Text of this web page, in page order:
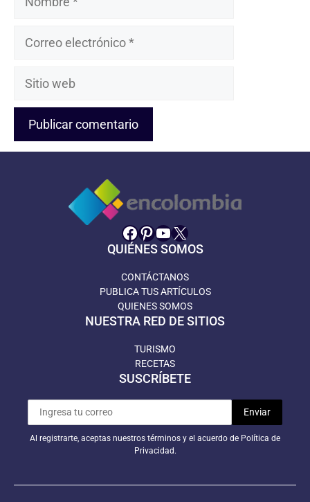
Sitio
Facebook
Pinterest
YouTube
X
QUIÉNES SOMOS
CONTÁCTANOS
PUBLICA TUS ARTÍCULOS
QUIENES SOMOS
NUESTRA RED DE SITIOS
TURISMO
RECETAS
SUSCRÍBETE
Al registrarte, aceptas nuestros términos y el acuerdo de Política de
Privacidad.